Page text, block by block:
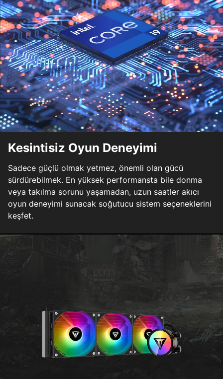
Kesintisiz Oyun Deneyimi
Sadece güçlü olmak yetmez, önemli olan gücü
sürdürebilmek. En yüksek performansta bile donma
veya takılma sorunu yaşamadan, uzun saatler akıcı
oyun deneyimi sunacak soğutucu sistem seçeneklerini
keşfet.